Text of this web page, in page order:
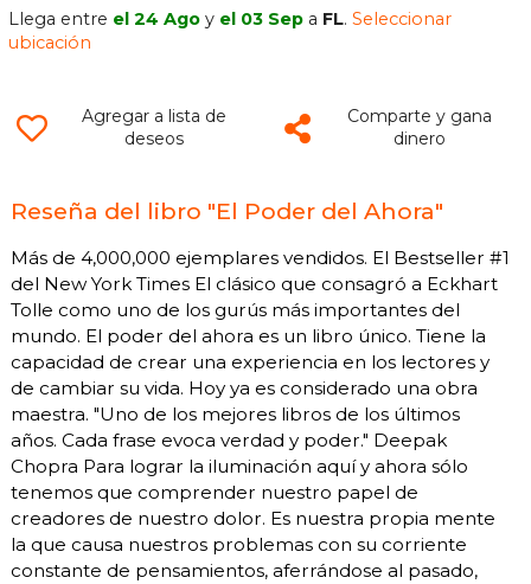
Llega entre el 24 Ago y el 03 Sep a FL.Seleccionar
ubicación
Agregar a lista de
deseos
Comparte y gana
dinero
Reseña del libro "El Poder del Ahora"
Más de 4,000,000 ejemplares vendidos. El Bestseller #1
del New York Times El clásico que consagró a Eckhart
Tolle como uno de los gurús más importantes del
mundo. El poder del ahora es un libro único. Tiene la
capacidad de crear una experiencia en los lectores y
de cambiar su vida. Hoy ya es considerado una obra
maestra. "Uno de los mejores libros de los últimos
años. Cada frase evoca verdad y poder." Deepak
Chopra Para lograr la iluminación aquí y ahora sólo
tenemos que comprender nuestro papel de
creadores de nuestro dolor. Es nuestra propia mente
la que causa nuestros problemas con su corriente
constante de pensamientos, aferrándose al pasado,